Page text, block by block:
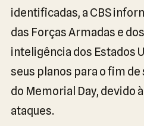
identificadas, a CBS
das Forças Armadas e
inteligência dos Estados
seus planos para o fim
do Memorial Day, devido
ataques.